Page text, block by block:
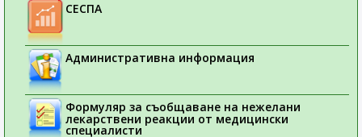
СЕСПА
Административна информация
Формуляр за съобщаване на нежелани
лекарствени реакции от медицински
специалисти